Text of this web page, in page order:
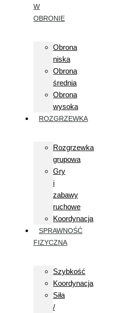
W
OBRONIE
Obrona
niska
Obrona
średnia
Obrona
wysoka
ROZGRZEWKA
Rozgrzewka
grupowa
Gry
i
zabawy
ruchowe
Koordynacja
SPRAWNOŚĆ
FIZYCZNA
Szybkość
Koordynacja
Siła
/